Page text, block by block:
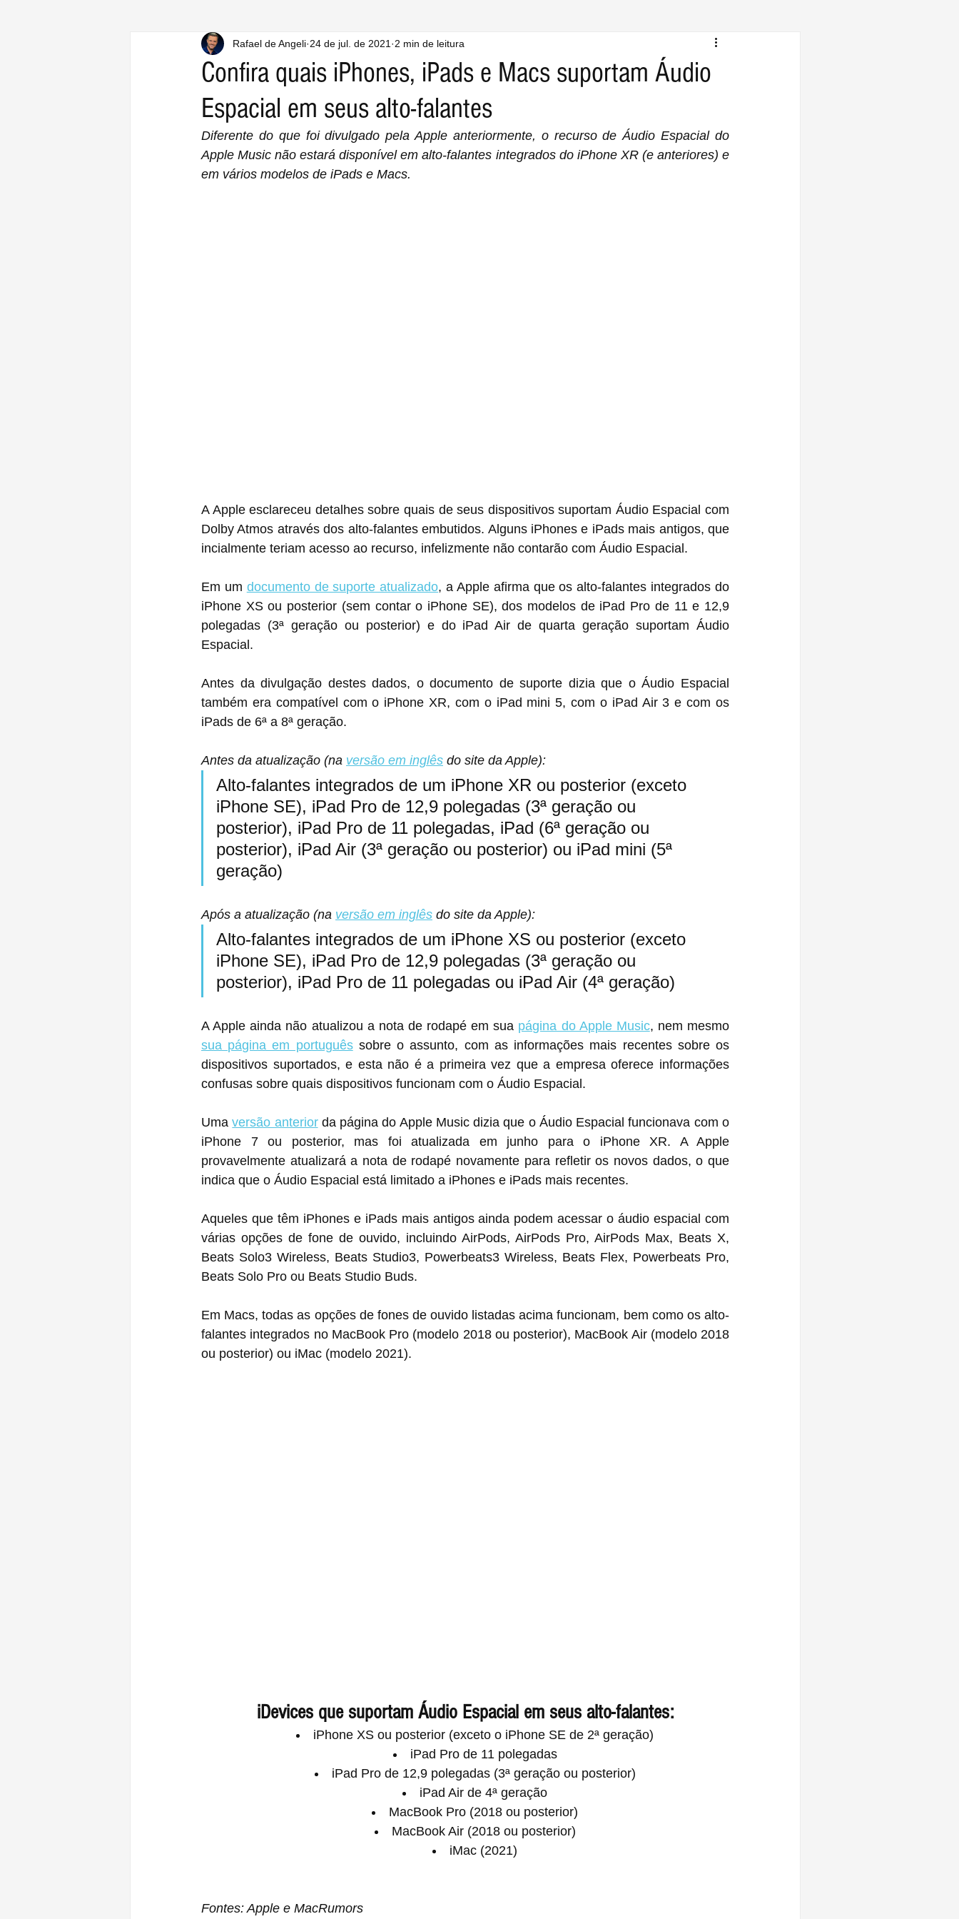
Confira quais iPhones, iPads e Macs suportam Áudio
Espacial em seus alto-falantes
Rafael de Angeli 24 de jul. de 2021 2 min de leitura
Diferente do que foi divulgado pela Apple anteriormente, o recurso de Áudio Espacial do
Apple Music não estará disponível em alto-falantes integrados do iPhone XR (e anteriores) e
em vários modelos de iPads e Macs.
A Apple esclareceu detalhes sobre quais de seus dispositivos suportam Áudio Espacial com
Dolby Atmos através dos alto-falantes embutidos. Alguns iPhones e iPads mais antigos, que
incialmente teriam acesso ao recurso, infelizmente não contarão com Áudio Espacial.
Em um documento de suporte atualizado, a Apple afirma que os alto-falantes integrados do
iPhone XS ou posterior (sem contar o iPhone SE), dos modelos de iPad Pro de 11 e 12,9
polegadas (3ª geração ou posterior) e do iPad Air de quarta geração suportam Áudio
Espacial.
Antes da divulgação destes dados, o documento de suporte dizia que o Áudio Espacial
também era compatível com o iPhone XR, com o iPad mini 5, com o ‌iPad Air‌ 3 e com os
iPads de 6ª a 8ª geração.
Antes da atualização (na versão em inglês do site da Apple):
Alto-falantes integrados de um iPhone XR ou posterior (exceto
iPhone SE), iPad Pro de 12,9 polegadas (3ª geração ou
posterior), iPad Pro de 11 polegadas, iPad (6ª geração ou
posterior), iPad Air (3ª geração ou posterior) ou iPad mini (5ª
geração)
Após a atualização (na versão em inglês do site da Apple):
Alto-falantes integrados de um iPhone XS ou posterior (exceto
iPhone SE), iPad Pro de 12,9 polegadas (3ª geração ou
posterior), iPad Pro de 11 polegadas ou iPad Air (4ª geração)
A Apple ainda não atualizou a nota de rodapé em sua página do Apple Music
sua página em português sobre o assunto, com as informações mais recentes sobre os
dispositivos suportados, e esta não é a primeira vez que a empresa oferece informações
confusas sobre quais dispositivos funcionam com o Áudio Espacial.
Uma versão anterior da página do Apple Music dizia que o Áudio Espacial funcionava com o
‌iPhone‌ 7 ou posterior, mas foi atualizada em junho para o iPhone XR‌. A Apple
provavelmente atualizará a nota de rodapé novamente para refletir os novos dados, o que
indica que o Áudio Espacial está limitado a iPhones e iPads mais recentes.
Aqueles que têm iPhones e iPads mais antigos ainda podem acessar o áudio espacial com
várias opções de fone de ouvido, incluindo AirPods, AirPods Pro, AirPods Max, Beats X,
Beats Solo3 Wireless, Beats Studio3, Powerbeats3 Wireless, Beats Flex, Powerbeats Pro,
Beats Solo Pro ou Beats Studio Buds.
Em Macs, todas as opções de fones de ouvido listadas acima funcionam, bem como os alto-
falantes integrados no MacBook Pro (modelo 2018 ou posterior), MacBook Air (modelo 2018
ou posterior) ou iMac (modelo 2021).
iDevices que suportam Áudio Espacial em seus alto-falantes:
iPhone XS ou posterior (exceto o iPhone SE de 2ª geração)
iPad Pro de 11 polegadas
iPad Pro de 12,9 polegadas (3ª geração ou posterior)
iPad Air de 4ª geração
MacBook Pro (2018 ou posterior)
MacBook Air (2018 ou posterior)
iMac (2021)
Fontes: Apple e MacRumors